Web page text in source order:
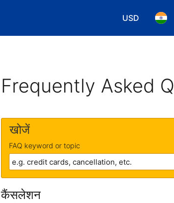
USD
अपनी करेंसी
Frequently Asked
खोजें
FAQ keyword or topic
कैंसलेशन